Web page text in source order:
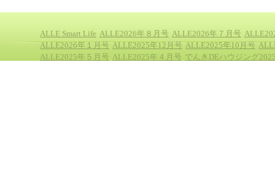
ALLE Smart Life ALLE2026年８月号 ALLE2026年７月号
ALLE2026年１月号 ALLE2025年12月号 ALLE2025年10月号
ALLE2025年５月号 ALLE2025年４月号 でんきDEハウジング